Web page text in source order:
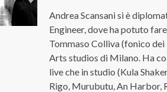
Andrea Scansani si è
Engineer, dove ha potuto
Tommaso Colliva (fonico
Arts studios di Milano. Ha
live che in studio (Kula
Rigo, Murubutu, An Harbor,